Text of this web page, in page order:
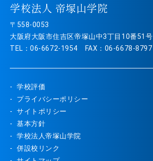
学校法人 帝塚山学院
〒558-0053
大阪府大阪市住吉区帝塚山中3丁目10番51号
TEL：06-6672-1954 FAX：06-6678-8797
学校評価
プライバシーポリシー
サイトポリシー
基本方針
学校法人帝塚山学院
併設校リンク